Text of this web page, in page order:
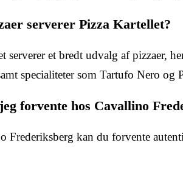
serverer Pizza Kartellet?
serverer et bredt udvalg af pizzaer,
specialiteter som Tartufo Nero og
forvente hos Cavallino
Frederiksberg kan du forvente